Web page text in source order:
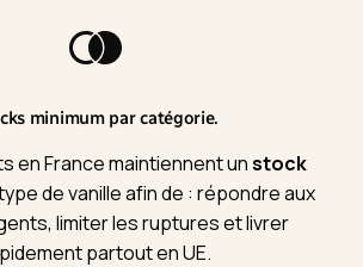
minimum par catégorie.
en France maintiennent unstock
de vanille afin de : répondre aux
limiter les ruptures et livrer
partout en UE.